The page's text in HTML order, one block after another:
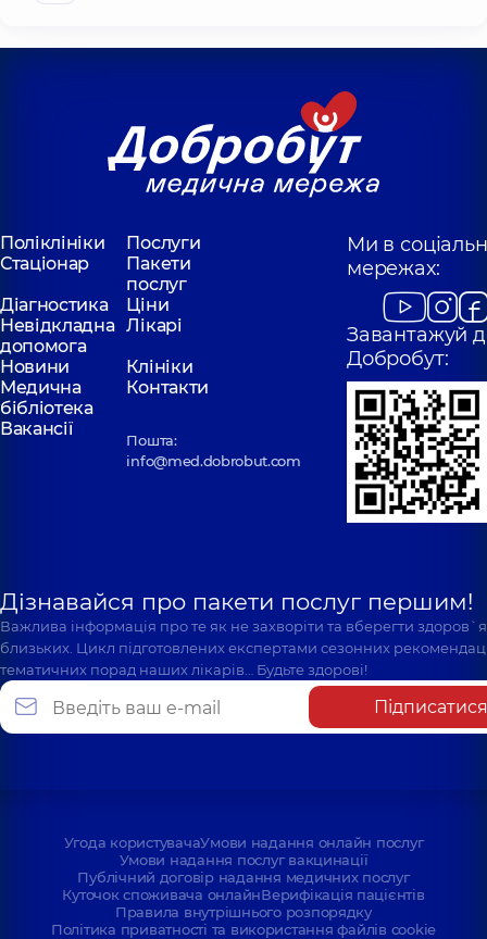
Поліклініки
Послуги
Стаціонар
Пакети
послуг
Діагностика
Ціни
Невідкладна
допомога
Лікарі
Новини
Клініки
Медична
бібліотека
Контакти
Вакансії
Пошта:
info@med.dobrobut.com
Ми в
мережах:
Завантажуй
Добробут:
Дізнавайся про пакети послуг першим!
Важлива інформація про те як не захворіти та вберегти
близьких. Цикл підготовлених експертами сезонних
тематичних порад наших лікарів… Будьте здорові!
Підписатися
Угода користувачаУмови надання онлайн послуг
Умови надання послуг вакцинації
Публічний договір надання медичних послуг
Куточок споживача онлайнВерифікація пацієнтів
Правила внутрішнього розпорядку
Політика приватності та використання файлів cookie